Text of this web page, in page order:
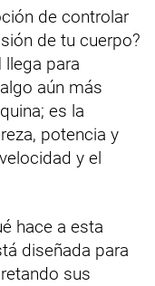
de controlar
de tu cuerpo?
llega para
aún más
es la
potencia y
y el
hace a esta
diseñada para
sus